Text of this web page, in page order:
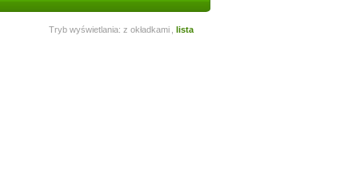
Tryb wyświetlania: z okładkami lista